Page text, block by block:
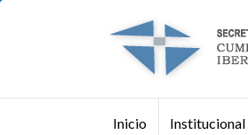
Inicio Institucional